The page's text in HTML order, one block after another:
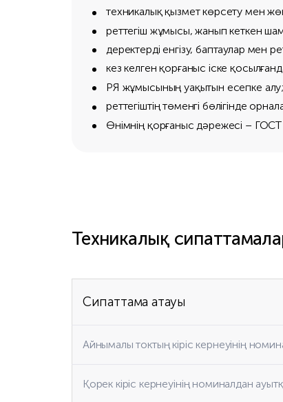
техникалық қызмет көрсету мен
реттегіш жұмысы, жанып кеткен
деректерді енгізу, баптаулар мен
кез келген қорғаныс іске
РЯ жұмысының уақытын есепке алу;
реттегіштің төменгі бөлігінде
Өнімнің қорғаныс дәрежесі –
Техникалық
Сипаттама атауы
Айнымалы токтың кіріс кернеуінің
Қорек кіріс кернеуінің номиналдан